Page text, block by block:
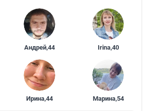
Андрей,44 Irina,40
Ирина,44 Марина,54